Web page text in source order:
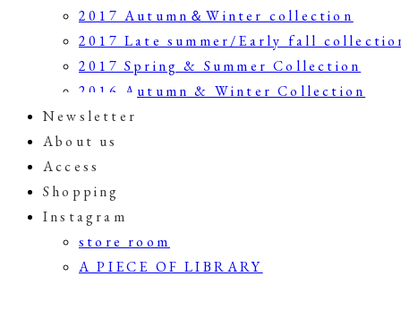
2017 Autumn＆Winter collection
2017 Late summer/Early fall
2017 Spring & Summer Collection
2016 Autumn & Winter Collection
Newsletter
About us
Access
Shopping
Instagram
store room
A PIECE OF LIBRARY
・